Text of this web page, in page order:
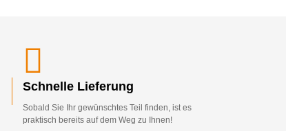
Schnelle Lieferung
Sobald Sie Ihr gewünschtes Teil finden, ist es
praktisch bereits auf dem Weg zu Ihnen!